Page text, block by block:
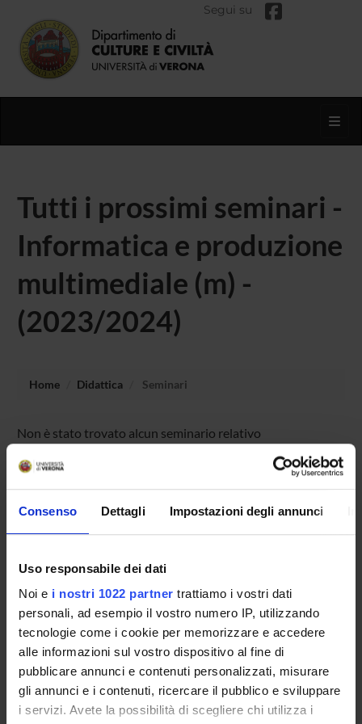
Consenso Dettagli Impostazioni degli annunci
Uso responsabile dei dati
Noi e i nostri 1022 partner trattiamo i vostri dati
personali, ad esempio il vostro numero IP, utilizzando
tecnologie come i cookie per memorizzare e accedere
alle informazioni sul vostro dispositivo al fine di
pubblicare annunci e contenuti personalizzati, misurare
gli annunci e i contenuti, ricercare il pubblico e sviluppare
i servizi. Avete la possibilità di scegliere chi utilizza i
Segui su
Tutti i prossimi seminari -
Informatica e produzione
multimediale (m) -
(2023/2024)
Home Didattica Seminari
Non è stato trovato alcun seminario relativo
(m).
CORSI DI STUDIO
DOTTORATI DI RICERCA E FORMAZIONE
SUPERIORE
Contatti
Persone
Luoghi